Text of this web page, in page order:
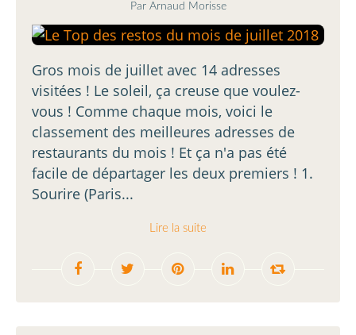
Par Arnaud Morisse
Gros mois de juillet avec 14 adresses
visitées ! Le soleil, ça creuse que voulez-
vous ! Comme chaque mois, voici le
classement des meilleures adresses de
restaurants du mois ! Et ça n'a pas été
facile de départager les deux premiers ! 1.
Sourire (Paris...
Lire la suite